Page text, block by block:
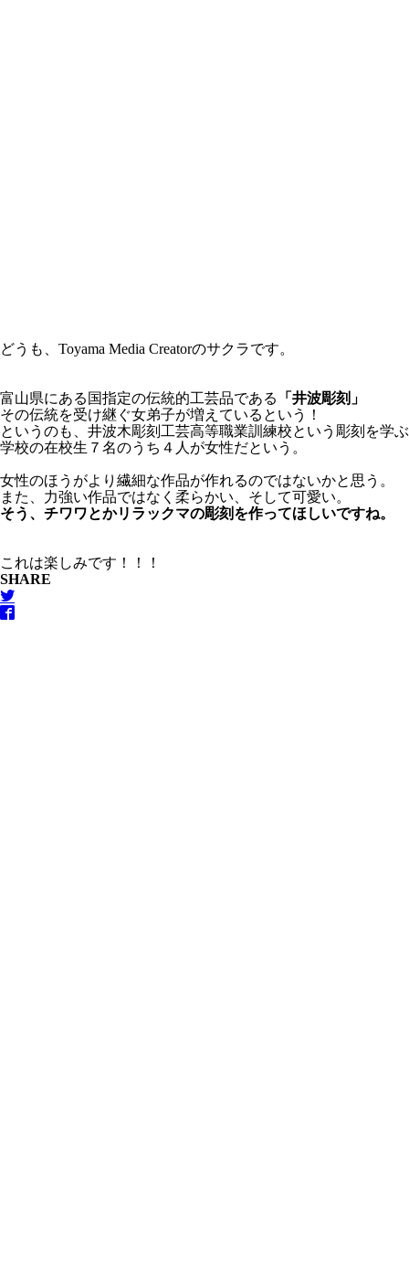
どうも、Toyama Media Creatorのサクラです。
富山県にある国指定の伝統的工芸品である
「井波彫刻」
その伝統を受け継ぐ女弟子が増えているという！
というのも、井波木彫刻工芸高等職業訓練校という彫刻を学ぶ
学校の在校生７名のうち４人が女性だという。
女性のほうがより繊細な作品が作れるのではないかと思う。
また、力強い作品ではなく柔らかい、そして可愛い。
そう、チワワとかリラックマの彫刻を作ってほしいですね。
これは楽しみです！！！
SHARE